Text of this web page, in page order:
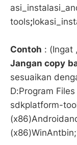
tools;
Contoh : (Ingat
Jangan copy
sesuaikan
D:Program
sdkplatform-